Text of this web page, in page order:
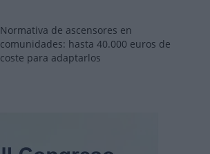
Normativa de ascensores en
comunidades: hasta 40.000 euros de
coste para adaptarlos